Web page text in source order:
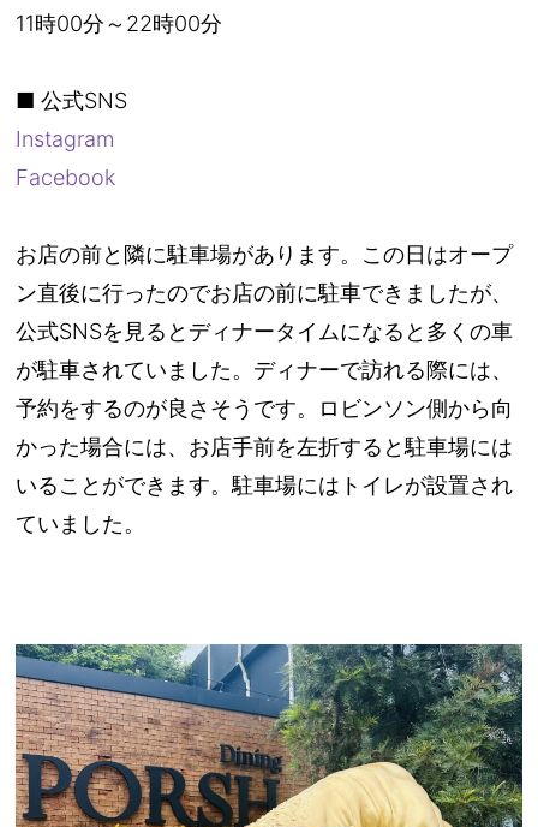
11時00分～22時00分
■ 公式SNS
Instagram
Facebook
お店の前と隣に駐車場があります。この日はオープ
ン直後に行ったのでお店の前に駐車できましたが、
公式SNSを見るとディナータイムになると多くの車
が駐車されていました。ディナーで訪れる際には、
予約をするのが良さそうです。ロビンソン側から向
かった場合には、お店手前を左折すると駐車場には
いることができます。駐車場にはトイレが設置され
ていました。